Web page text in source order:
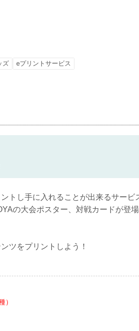
ズ eプリントサービス
トし手に入れることが出来るサービ
の大会ポスター、対戦カードが登
ツをプリントしよう！
）